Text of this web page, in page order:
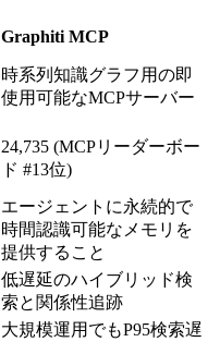
Graphiti MCP
時系列知識グラフ用の即
使用可能なMCPサーバー
24,735 (MCPリーダーボー
ド #13位)
エージェントに永続的で
時間認識可能なメモリを
提供すること
低遅延のハイブリッド検
索と関係性追跡
大規模運用でもP95検索遅